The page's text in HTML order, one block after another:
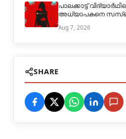
പാലക്കാട്ട്
അധ്യാപകനെ
Aug 7, 2026
SHARE